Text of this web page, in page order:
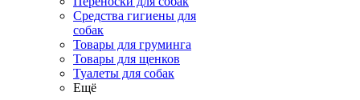
Средства гигиены для
собак
Товары для груминга
Товары для щенков
Туалеты для собак
Ещё